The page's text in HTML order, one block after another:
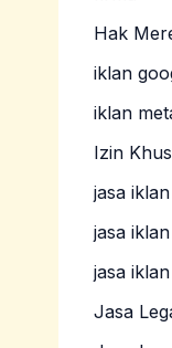
Hak
iklan
iklan
Izin
jasa
jasa
jasa
Jasa